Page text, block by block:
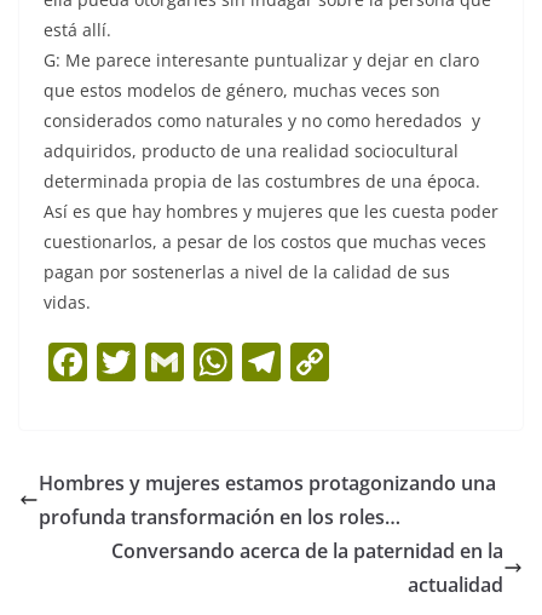
está allí.
G: Me parece interesante puntualizar y dejar en claro
que estos modelos de género, muchas veces son
considerados como naturales y no como heredados y
adquiridos, producto de una realidad sociocultural
determinada propia de las costumbres de una época.
Así es que hay hombres y mujeres que les cuesta poder
cuestionarlos, a pesar de los costos que muchas veces
pagan por sostenerlas a nivel de la calidad de sus
vidas.
F
e
b
T
er
G
l
W
s
A
p
T
gr
a
m
y
Li
n
Hombres y mujeres estamos protagonizando una
profunda transformación en los roles…
Conversando acerca de la paternidad en la
actualidad